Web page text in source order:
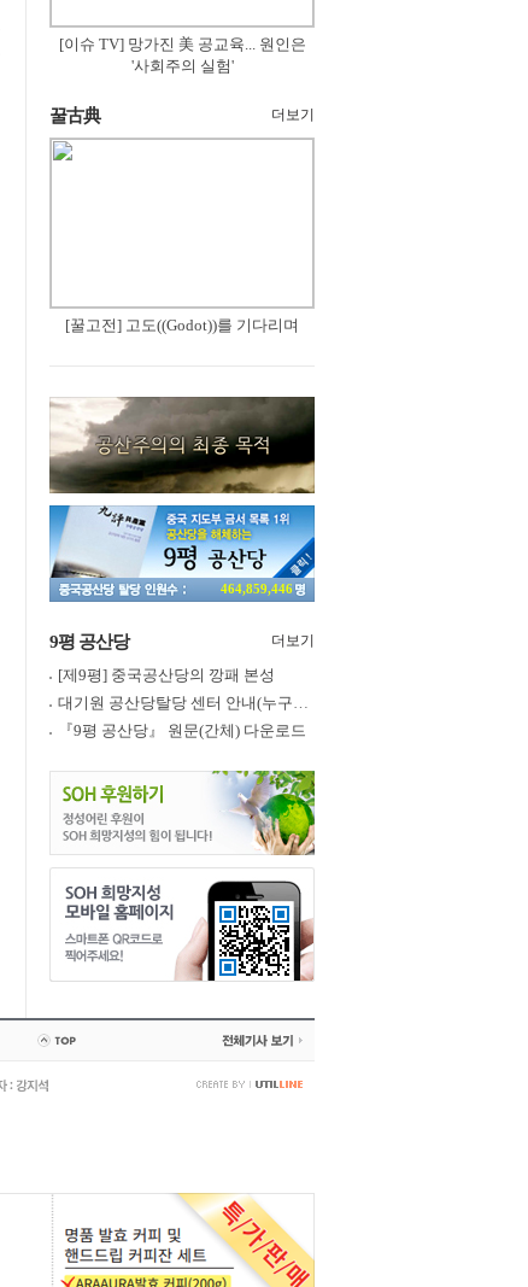
[이슈 TV] 망가진 美 공교육... 원인은
'사회주의 실험'
꿀古典 더보기
[꿀고전] 고도((Godot))를 기다리며
464,859,446
9평 공산당 더보기
[제9평] 중국공산당의 깡패 본성
대기원 공산당탈당 센터 안내(누구나 쉽게 退黨, 退團, 退隊 가능)
『9평 공산당』 원문(간체) 다운로드